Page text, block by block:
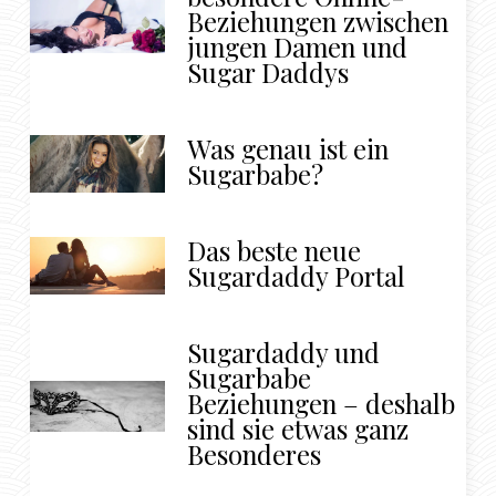
Beziehungen zwischen
jungen Damen und
Sugar Daddys
Was genau ist ein
Sugarbabe?
Das beste neue
Sugardaddy Portal
Sugardaddy und
Sugarbabe
Beziehungen – deshalb
sind sie etwas ganz
Besonderes